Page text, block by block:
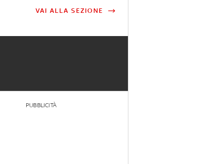
VAI ALLA SEZIONE
PUBBLICITÀ